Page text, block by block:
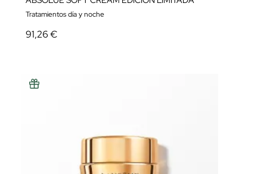
Tratamientos día y noche
91,26 €